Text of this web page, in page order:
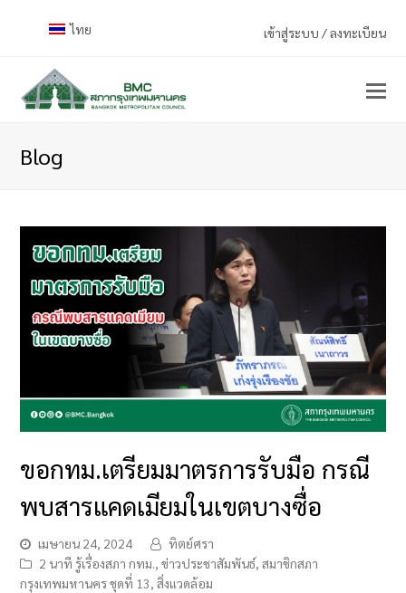
ไทย เข้าสู่ระบบ / ลงทะเบียน
Blog
ขอกทม.เตรียมมาตรการรับมือ กรณี
พบสารแคดเมียมในเขตบางซื่อ
เมษายน 24, 2024
ทิตย์ศรา
2 นาที รู้เรื่องสภา กทม., ข่าวประชาสัมพันธ์, สมาชิกสภา
กรุงเทพมหานคร ชุดที่ 13, สิ่งแวดล้อม